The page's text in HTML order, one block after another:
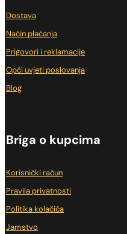
Dostava
Način plaćanja
Prigovori i reklamacije
Opći uvjeti poslovanja
Blog
Briga o kupcima
Korisnički račun
Pravila privatnosti
Politika kolačića
Jamstvo